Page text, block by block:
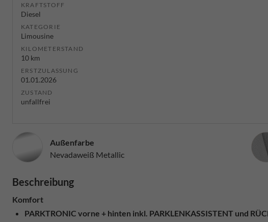
KRAFTSTOFF
Diesel
KATEGORIE
Limousine
KILOMETERSTAND
10 km
ERSTZULASSUNG
01.01.2026
ZUSTAND
unfallfrei
Außenfarbe
Nevadaweiß Metallic
Beschreibung
Komfort
PARKTRONIC vorne + hinten inkl. PARKLENKASSISTENT und